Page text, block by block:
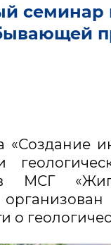
семинар
«Создание
МСГ